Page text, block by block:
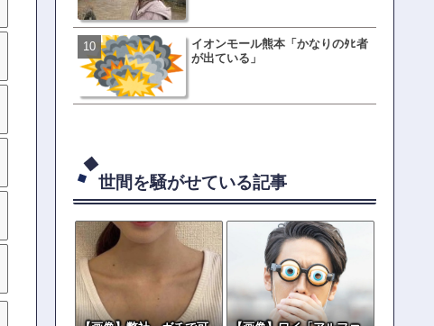
イオンモール熊本「かなりのﾀﾋ者
が出ている」
母親「息子の借りた本が心
世間を騒がせている記事